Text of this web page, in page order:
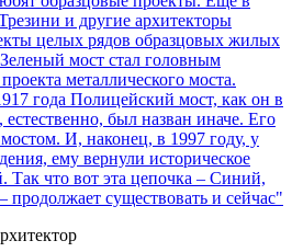
и другие архитекторы
целых рядов образцовых жилых
мост стал головным
металлического моста.
года Полицейский мост, как он в
естественно, был назван иначе. Его
И, наконец, в 1997 году, у
ему вернули историческое
Так что вот эта цепочка – Синий,
существовать и сейчас"